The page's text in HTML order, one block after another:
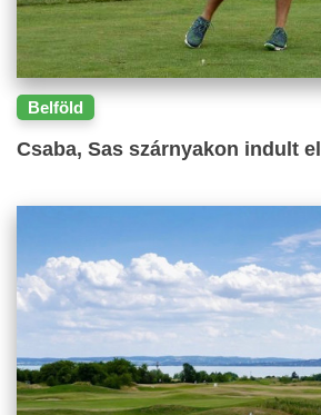
Belföld
Csaba, Sas szárnyakon indult el